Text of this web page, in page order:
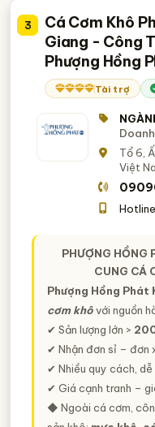
3
Cá Cơm Khô
Giang - Công
Phượng Hồng
Tài trợ
Doanh
Tổ 6,
Việt
PHƯỢNG HỒNG
CUNG CÁ
Phượng Hồng Phát
cơm khôvới nguồn
✔ Sản lượng lớn >
✔ Nhận đơn sỉ – đơn
✔ Nhiều quy cách, dễ
✔ Giá cạnh tranh –
◆ Ngoài cá cơm,